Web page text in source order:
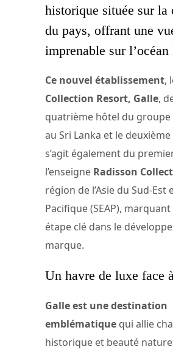
historique située sur la
du pays, offrant une
imprenable sur
Ce nouvel établissement,
Collection Resort, Galle,
quatrième hôtel du groupe
au Sri Lanka et le deuxième
s’agit également du
l’enseigne Radisson
région de l’Asie du Sud-Est
Pacifique (SEAP),
étape clé dans le
marque.
Un havre de luxe face
Galle est une destination
emblématique qui allie
historique et beauté